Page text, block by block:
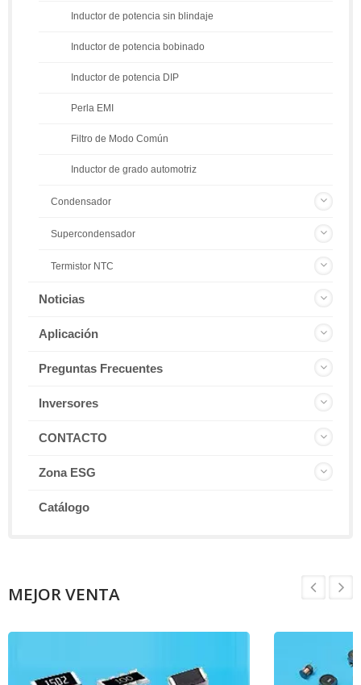
Inductor de potencia sin blindaje
Inductor de potencia bobinado
Inductor de potencia DIP
Perla EMI
Filtro de Modo Común
Inductor de grado automotriz
Condensador
Supercondensador
Termistor NTC
Noticias
Aplicación
Preguntas Frecuentes
Inversores
CONTACTO
Zona ESG
Catálogo
MEJOR VENTA